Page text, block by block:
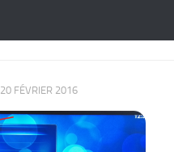
20 FÉVRIER 2016